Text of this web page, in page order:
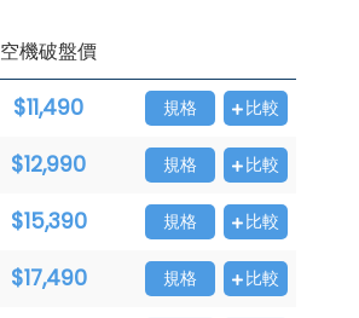
空機破盤價
$11,490 規格 比較
$12,990 規格 比較
$15,390 規格 比較
$17,490 規格 比較